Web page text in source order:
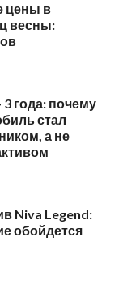
цены в
весны:
года: почему
стал
а не
Niva Legend:
обойдется